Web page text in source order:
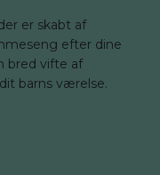
er skabt af
efter dine
bred vifte af
barns værelse.